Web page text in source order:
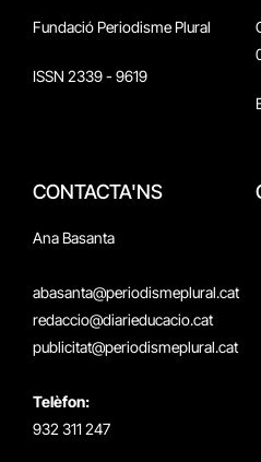
Fundació Periodisme Plural
ISSN 2339 - 9619
CONTACTA'NS
Ana Basanta
abasanta@periodismeplural.cat
redaccio@diarieducacio.cat
publicitat@periodismeplural.cat
Telèfon:
932 311 247